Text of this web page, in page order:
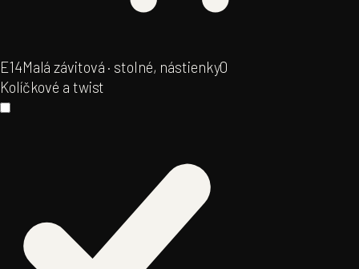
E14Malá závitová · stolné, nástienky0
Kolíčkové a twist